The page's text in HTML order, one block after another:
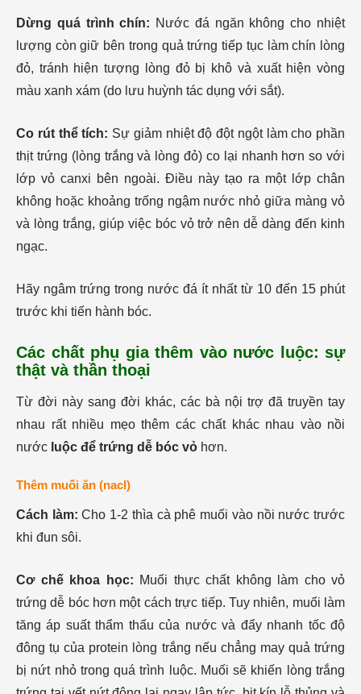
Dừng quá trình chín: Nước đá ngăn không cho nhiệt
lượng còn giữ bên trong quả trứng tiếp tục làm chín lòng
đỏ, tránh hiện tượng lòng đỏ bị khô và xuất hiện vòng
màu xanh xám (do lưu huỳnh tác dụng với sắt).
Co rút thể tích: Sự giảm nhiệt độ đột ngột làm cho phần
thịt trứng (lòng trắng và lòng đỏ) co lại nhanh hơn so với
lớp vỏ canxi bên ngoài. Điều này tạo ra một lớp chân
không hoặc khoảng trống ngậm nước nhỏ giữa màng vỏ
và lòng trắng, giúp việc bóc vỏ trở nên dễ dàng đến kinh
ngạc.
Hãy ngâm trứng trong nước đá ít nhất từ 10 đến 15 phút
trước khi tiến hành bóc.
Các chất phụ gia thêm vào nước luộc: sự
thật và thần thoại
Từ đời này sang đời khác, các bà nội trợ đã truyền tay
nhau rất nhiều mẹo thêm các chất khác nhau vào nồi
nước luộc để trứng dễ bóc vỏ hơn.
Thêm muối ăn (nacl)
Cách làm: Cho 1-2 thìa cà phê muối vào nồi nước trước
khi đun sôi.
Cơ chế khoa học: Muối thực chất không làm cho vỏ
trứng dễ bóc hơn một cách trực tiếp. Tuy nhiên, muối làm
tăng áp suất thẩm thấu của nước và đẩy nhanh tốc độ
đông tụ của protein lòng trắng nếu chẳng may quả trứng
bị nứt nhỏ trong quá trình luộc. Muối sẽ khiến lòng trắng